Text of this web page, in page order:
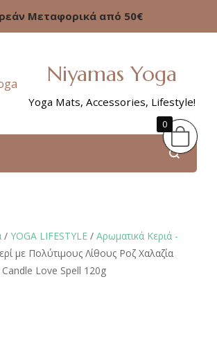
Μεταφορικά από 50€
Niyamas Yoga
Yoga Mats, Accessories, Lifestyle!
/ YOGA LIFESTYLE / Αρωματικά Κεριά -
με Πολύτιμους Λίθους Ροζ Χαλαζία
Love Spell 120g
0